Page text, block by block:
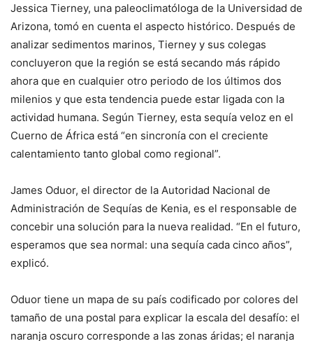
Jessica Tierney, una paleoclimatóloga de la Universidad de
Arizona, tomó en cuenta el aspecto histórico. Después de
analizar sedimentos marinos, Tierney y sus colegas
concluyeron que la región se está secando más rápido
ahora que en cualquier otro periodo de los últimos dos
milenios y que esta tendencia puede estar ligada con la
actividad humana. Según Tierney, esta sequía veloz en el
Cuerno de África está “en sincronía con el creciente
calentamiento tanto global como regional”.
James Oduor, el director de la Autoridad Nacional de
Administración de Sequías de Kenia, es el responsable de
concebir una solución para la nueva realidad. “En el futuro,
esperamos que sea normal: una sequía cada cinco años”,
explicó.
Oduor tiene un mapa de su país codificado por colores del
tamaño de una postal para explicar la escala del desafío: el
naranja oscuro corresponde a las zonas áridas; el naranja